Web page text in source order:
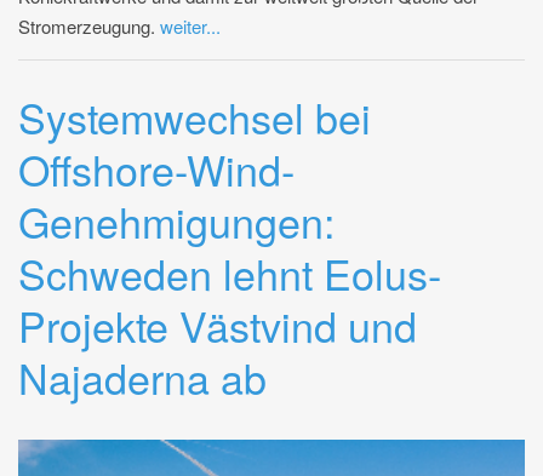
Stromerzeugung. weiter...
Systemwechsel bei
Offshore-Wind-
Genehmigungen:
Schweden lehnt Eolus-
Projekte Västvind und
Najaderna ab